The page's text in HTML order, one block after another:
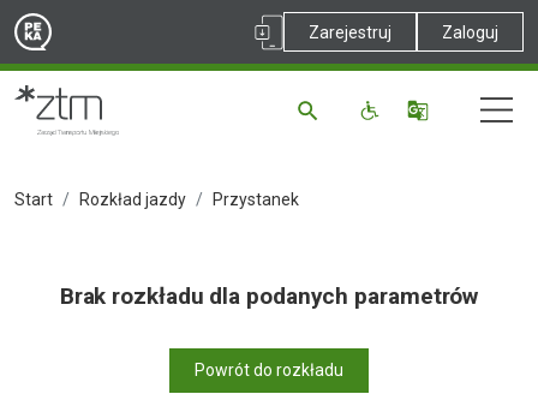
Zarejestruj Zaloguj
Start Rozkład jazdy Przystanek
Brak rozkładu dla podanych parametrów
Powrót do rozkładu